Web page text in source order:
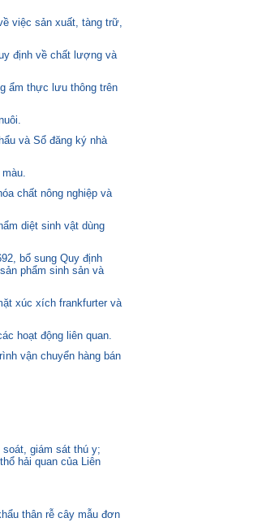
việc sản xuất, tàng trữ,
định về chất lượng và
ẩm thực lưu thông trên
và Sổ đăng ký nhà
chất nông nghiệp và
diệt sinh vật dùng
bổ sung Quy định
phẩm sinh sản và
xúc xích frankfurter và
hoạt động liên quan.
vận chuyển hàng bán
giám sát thú y;
hải quan của Liên
thân rễ cây mẫu đơn